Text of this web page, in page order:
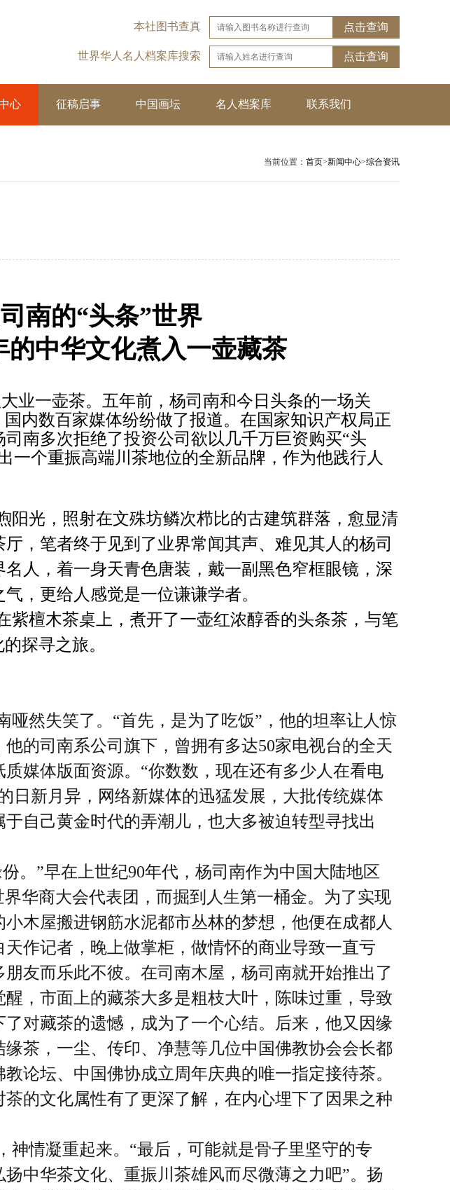
本社图书查真 点击查询
世界华人名人档案库搜索 点击查询
心 征稿启事 中国画坛 名人档案库 联系我们
当前位置： 首页>新闻中心>综合资讯
南的“头条”世界
的中华文化煮入一壶藏茶
业一壶茶。五年前，杨司南和今日头条的一场关
内数百家媒体纷纷做了报道。在国家知识产权局正
南多次拒绝了投资公司欲以几千万巨资购买“头
一个重振高端川茶地位的全新品牌，作为他践行人
阳光，照射在文殊坊鳞次栉比的古建筑群落，愈显清
，笔者终于见到了业界常闻其声、难见其人的杨司
人，着一身天青色唐装，戴一副黑色窄框眼镜，深
，更给人感觉是一位谦谦学者。
紫檀木茶桌上，煮开了一壶红浓醇香的头条茶，与笔
探寻之旅。
哑然失笑了。“首先，是为了吃饭”，他的坦率让人惊
的司南系公司旗下，曾拥有多达50家电视台的全天
媒体版面资源。“你数数，现在还有多少人在看电
日新月异，网络新媒体的迅猛发展，大批传统媒体
自己黄金时代的弄潮儿，也大多被迫转型寻找出
。”早在上世纪90年代，杨司南作为中国大陆地区
华商大会代表团，而掘到人生第一桶金。为了实现
木屋搬进钢筋水泥都市丛林的梦想，他便在成都人
作记者，晚上做掌柜，做情怀的商业导致一直亏
友而乐此不彼。在司南木屋，杨司南就开始推出了
，市面上的藏茶大多是粗枝大叶，陈味过重，导致
对藏茶的遗憾，成为了一个心结。后来，他又因缘
茶，一尘、传印、净慧等几位中国佛教协会会长都
论坛、中国佛协成立周年庆典的唯一指定接待茶。
的文化属性有了更深了解，在内心埋下了因果之种
神情凝重起来。“最后，可能就是骨子里坚守的专
中华茶文化、重振川茶雄风而尽微薄之力吧”。扬